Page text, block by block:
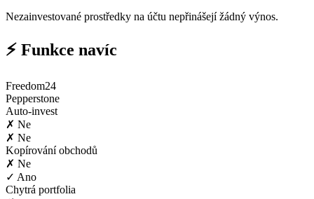
Nezainvestované prostředky na účtu nepřinášejí žádný výnos.
⚡ Funkce navíc
Freedom24
Pepperstone
Auto-invest
✗ Ne
✗ Ne
Kopírování obchodů
✗ Ne
✓ Ano
Chytrá portfolia